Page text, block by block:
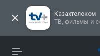
Казахтелеком
ТВ, фильмы и